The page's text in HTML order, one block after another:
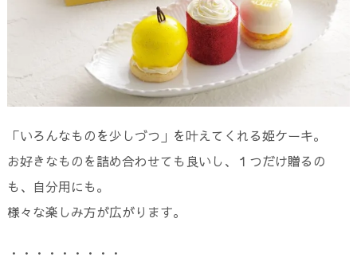
「いろんなものを少しづつ」を叶えてくれる姫ケーキ。
お好きなものを詰め合わせても良いし、１つだけ贈るの
も、自分用にも。
様々な楽しみ方が広がります。
・・・・・・・・・